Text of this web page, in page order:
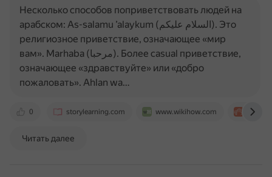
0 storylearning.com www.wikihow.com
Несколько способов поприветствовать людей на
арабском: As-salamu ’alaykum (السلام عليكم). Это
религиозное приветствие, означающее «мир
вам». Marhaba (مرحبا). Более casual приветствие,
означающее «здравствуйте» или «добро
пожаловать». Ahlan wa…
Читать далее